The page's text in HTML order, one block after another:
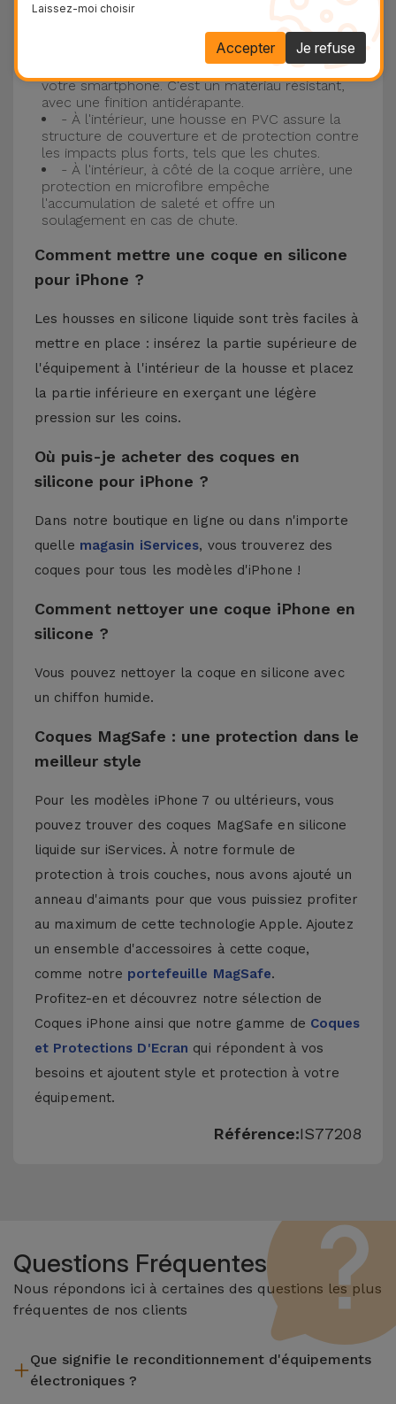
maximum les accidents et les casses !
- Une première couche de silicone liquide
donne de la couleur et une couverture
complète à la coque arrière et au bord latéral de
votre smartphone. C'est un matériau résistant,
avec une finition antidérapante.
- À l'intérieur, une housse en PVC assure la
structure de couverture et de protection contre
les impacts plus forts, tels que les chutes.
- À l'intérieur, à côté de la coque arrière, une
protection en microfibre empêche
l'accumulation de saleté et offre un
soulagement en cas de chute.
Comment mettre une coque en silicone
pour iPhone ?
Les housses en silicone liquide sont très faciles à
mettre en place : insérez la partie supérieure de
l'équipement à l'intérieur de la housse et placez
la partie inférieure en exerçant une légère
pression sur les coins.
Où puis-je acheter des coques en
silicone pour iPhone ?
Dans notre boutique en ligne ou dans n'importe
quelle magasin iServices, vous trouverez des
coques pour tous les modèles d'iPhone !
Comment nettoyer une coque iPhone en
silicone ?
Vous pouvez nettoyer la coque en silicone avec
un chiffon humide.
Coques MagSafe : une protection dans le
meilleur style
Pour les modèles iPhone 7 ou ultérieurs, vous
pouvez trouver des coques MagSafe en silicone
liquide sur iServices. À notre formule de
protection à trois couches, nous avons ajouté un
anneau d'aimants pour que vous puissiez profiter
au maximum de cette technologie Apple. Ajoutez
un ensemble d'accessoires à cette coque,
comme notre portefeuille MagSafe.
Profitez-en et découvrez notre sélection de
Coques iPhone ainsi que notre gamme de Coques
et Protections D'Ecran qui répondent à vos
besoins et ajoutent style et protection à votre
équipement.
Référence:IS77208
Questions Fréquentes
Nous répondons ici à certaines des questions les plus
fréquentes de nos clients
Que signifie le reconditionnement d'équipements
électroniques ?
Laissez-moi choisir
Je refuse
Accepter